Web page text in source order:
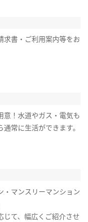
求書・ご利用案内等をお
意！水道やガス・電気も
常に生活ができます。
・マンスリーマンション
じて、幅広くご紹介させ